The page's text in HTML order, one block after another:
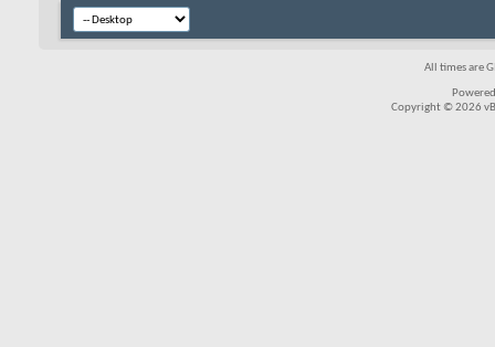
All times are
Copyright © 2026